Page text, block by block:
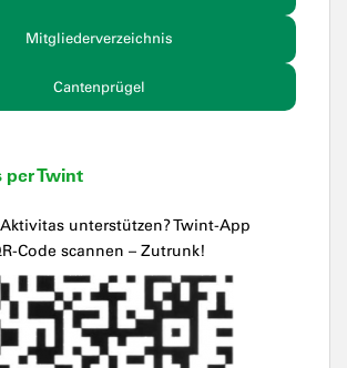
Mitgliederverzeichnis
Cantenprügel
per Twint
unterstützen? Twint-App
Code scannen – Zutrunk!